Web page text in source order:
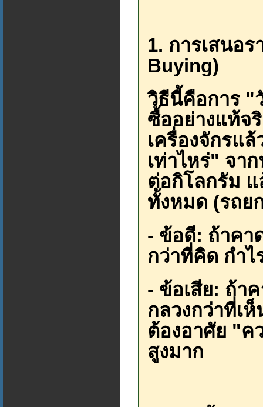
1. การเสนอ
Buying)
วิธีนี้คือการ "
ซื้ออย่างแท้จ
เครื่องจักรแ
เท่าไหร่" จา
ต่อกิโลกรัม
ทั้งหมด (รถย
- ข้อดี: ถ้าคา
กว่าที่คิด กำ
- ข้อเสีย: ถ้า
กลวงกว่าที่เ
ต้องอาศัย "
สูงมาก